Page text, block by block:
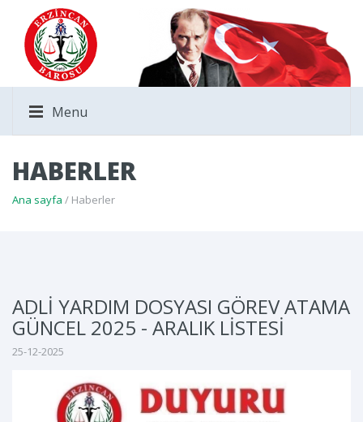
Menu
HABERLER
Ana sayfa / Haberler
ADLİ YARDIM DOSYASI GÖREV ATAMA
GÜNCEL 2025 - ARALIK LİSTESİ
25-12-2025